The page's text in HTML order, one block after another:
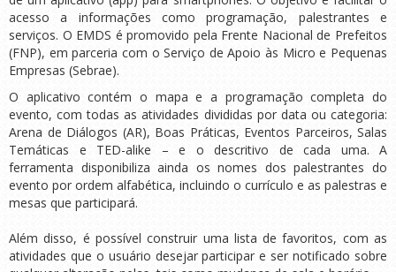
acesso a informações como programação, palestrantes e
serviços. O EMDS é promovido pela Frente Nacional de Prefeitos
(FNP), em parceria com o Serviço de Apoio às Micro e Pequenas
Empresas (Sebrae).
O aplicativo contém o mapa e a programação completa do
evento, com todas as atividades divididas por data ou categoria:
Arena de Diálogos (AR), Boas Práticas, Eventos Parceiros, Salas
Temáticas e TED-alike – e o descritivo de cada uma. A
ferramenta disponibiliza ainda os nomes dos palestrantes do
evento por ordem alfabética, incluindo o currículo e as palestras e
mesas que participará.
Além disso, é possível construir uma lista de favoritos, com as
atividades que o usuário desejar participar e ser notificado sobre